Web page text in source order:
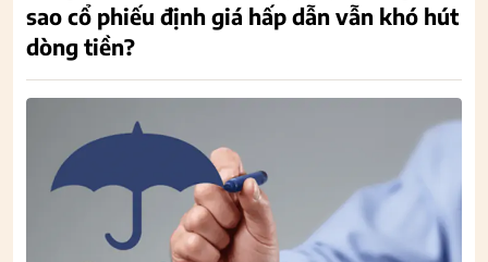
sao cổ phiếu định giá hấp dẫn vẫn khó hút
dòng tiền?